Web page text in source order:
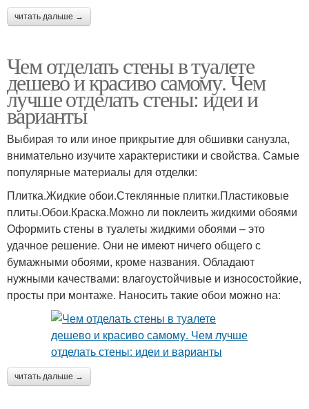
читать дальше →
Чем отделать стены в туалете
дешево и красиво самому. Чем
лучше отделать стены: идеи и
варианты
Выбирая то или иное прикрытие для обшивки санузла,
внимательно изучите характеристики и свойства. Самые
популярные материалы для отделки:
Плитка.Жидкие обои.Стеклянные плитки.Пластиковые
плиты.Обои.Краска.Можно ли поклеить жидкими обоями
Оформить стены в туалеты жидкими обоями – это
удачное решение. Они не имеют ничего общего с
бумажными обоями, кроме названия. Обладают
нужными качествами: влагоустойчивые и износостойкие,
просты при монтаже. Наносить такие обои можно на:
читать дальше →